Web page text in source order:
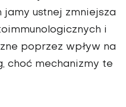
ustnej zmniejsza
i
poprzez wpływ na
choć mechanizmy te